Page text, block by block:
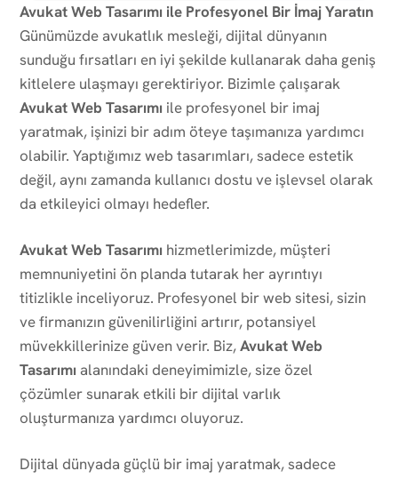
Avukat Web Tasarımı ile Profesyonel Bir İmaj Yaratın
Günümüzde avukatlık mesleği, dijital dünyanın
sunduğu fırsatları en iyi şekilde kullanarak daha geniş
kitlelere ulaşmayı gerektiriyor. Bizimle çalışarak
Avukat Web Tasarımı ile profesyonel bir imaj
yaratmak, işinizi bir adım öteye taşımanıza yardımcı
olabilir. Yaptığımız web tasarımları, sadece estetik
değil, aynı zamanda kullanıcı dostu ve işlevsel olarak
da etkileyici olmayı hedefler.
Avukat Web Tasarımı hizmetlerimizde, müşteri
memnuniyetini ön planda tutarak her ayrıntıyı
titizlikle inceliyoruz. Profesyonel bir web sitesi, sizin
ve firmanızın güvenilirliğini artırır, potansiyel
müvekkillerinize güven verir. Biz,Avukat Web
Tasarımı alanındaki deneyimimizle, size özel
çözümler sunarak etkili bir dijital varlık
oluşturmanıza yardımcı oluyoruz.
Dijital dünyada güçlü bir imaj yaratmak, sadece